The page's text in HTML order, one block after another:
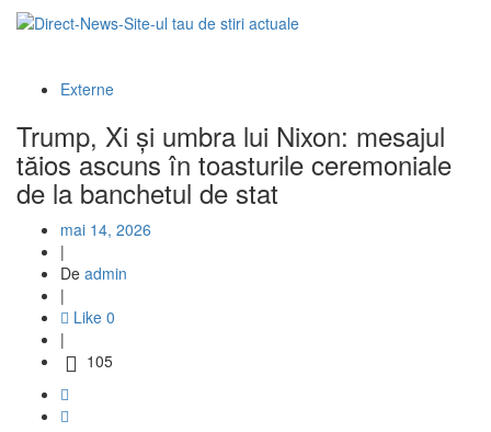
Externe
Trump, Xi și umbra lui Nixon: mesajul
tăios ascuns în toasturile ceremoniale
de la banchetul de stat
mai 14, 2026
|
De admin
|
Like 0
|
105